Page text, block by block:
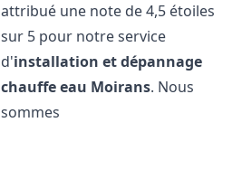
attribué une note de 4,5 étoiles
sur 5 pour notre service
d'installation et dépannage
chauffe eau Moirans. Nous
sommes